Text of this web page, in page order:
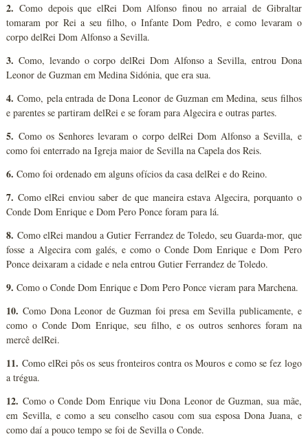
2. Como depois que elRei Dom Alfonso finou no arraial de Gibraltar
tomaram por Rei a seu filho, o Infante Dom Pedro, e como levaram o
corpo delRei Dom Alfonso a Sevilla.
3. Como, levando o corpo delRei Dom Alfonso a Sevilla, entrou Dona
Leonor de Guzman em Medina Sidónia, que era sua.
4. Como, pela entrada de Dona Leonor de Guzman em Medina, seus filhos
e parentes se partiram delRei e se foram para Algecira e outras partes.
5. Como os Senhores levaram o corpo delRei Dom Alfonso a Sevilla, e
como foi enterrado na Igreja maior de Sevilla na Capela dos Reis.
6.Como foi ordenado em alguns ofícios da casa delRei e do Reino.
7. Como elRei enviou saber de que maneira estava Algecira, porquanto o
Conde Dom Enrique e Dom Pero Ponce foram para lá.
8. Como elRei mandou a Gutier Ferrandez de Toledo, seu Guarda-mor, que
fosse a Algecira com galés, e como o Conde Dom Enrique e Dom Pero
Ponce deixaram a cidade e nela entrou Gutier Ferrandez de Toledo.
9. Como o Conde Dom Enrique e Dom Pero Ponce vieram para Marchena.
10. Como Dona Leonor de Guzman foi presa em Sevilla publicamente, e
como o Conde Dom Enrique, seu filho, e os outros senhores foram na
mercê delRei.
11. Como elRei pôs os seus fronteiros contra os Mouros e como se fez logo
a trégua.
12. Como o Conde Dom Enrique viu Dona Leonor de Guzman, sua mãe,
em Sevilla, e como a seu conselho casou com sua esposa Dona Juana, e
como daí a pouco tempo se foi de Sevilla o Conde.